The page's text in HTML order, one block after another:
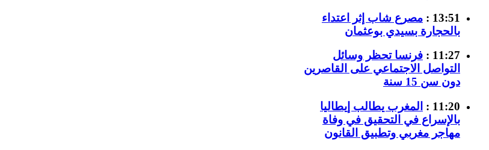
13:51 :
مصرع شاب إثر اعتداء
بالحجارة بسيدي بوعثمان
11:27 :
فرنسا تحظر وسائل
التواصل الاجتماعي على القاصرين
دون سن 15 سنة
11:20 :
المغرب يطالب إيطاليا
بالإسراع في التحقيق في وفاة
مهاجر مغربي وتطبيق القانون